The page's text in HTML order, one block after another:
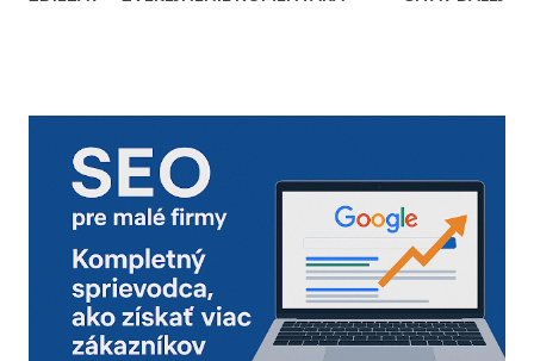
priniesť nárast predajov aj vysokú spokojnosť zákazníkov.
Odfiltrovanie neaktívnych používateľov, starých alebo
neoverených e-mailov vám pomôže zvýšiť mieru
doručiteľnosti a znížiť riziko, že vaše e-maily skončia v
spam priečinku. Zamerajte sa najmä na tých príjemcov, ktorí
dlhodobo neotvárali e-maily – zvážte, či má zmysel ich
osloviť špeciálnou reaktivačnou kampaňou, alebo ich radšej